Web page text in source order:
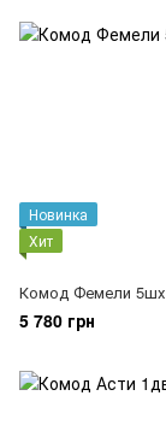
Новинка
Хит
Комод Фемели 5шх
5 780 грн